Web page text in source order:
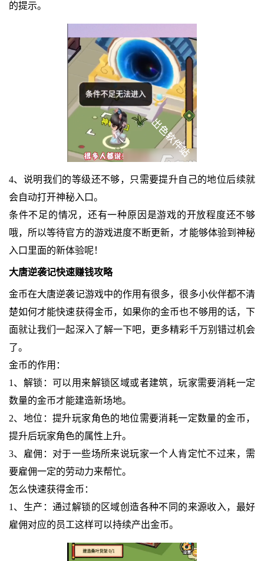
的提示。
4、说明我们的等级还不够，只需要提升自己的地位后续就
会自动打开神秘入口。
条件不足的情况，还有一种原因是游戏的开放程度还不够
哦，所以等待官方的游戏进度不断更新，才能够体验到神秘
入口里面的新体验呢！
大唐逆袭记快速赚钱攻略
金币在大唐逆袭记游戏中的作用有很多，很多小伙伴都不清
楚如何才能快速获得金币，如果你的金币也不够用的话，下
面就让我们一起深入了解一下吧，更多精彩千万别错过机会
了。
金币的作用：
1、解锁：可以用来解锁区域或者建筑，玩家需要消耗一定
数量的金币才能建造新场地。
2、地位：提升玩家角色的地位需要消耗一定数量的金币，
提升后玩家角色的属性上升。
3、雇佣：对于一些场所来说玩家一个人肯定忙不过来，需
要雇佣一定的劳动力来帮忙。
怎么快速获得金币：
1、生产：通过解锁的区域创造各种不同的来源收入，最好
雇佣对应的员工这样可以持续产出金币。